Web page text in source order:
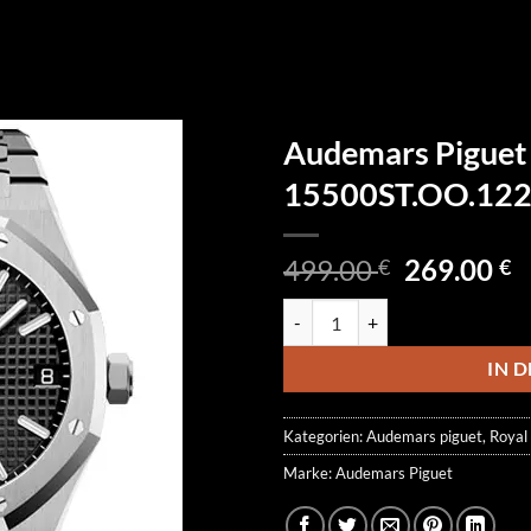
Audemars
499.00€
499.00 €
269.00€
IN
Kategorien:Audemars piguet,
Marke:Audemars Piguet